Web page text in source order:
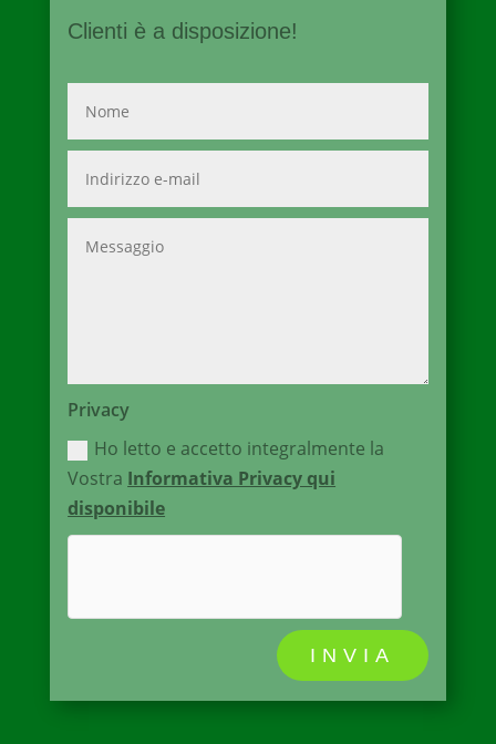
Clienti è a disposizione!
Privacy
Ho letto e accetto integralmente la
Vostra Informativa Privacy qui
disponibile
INVIA